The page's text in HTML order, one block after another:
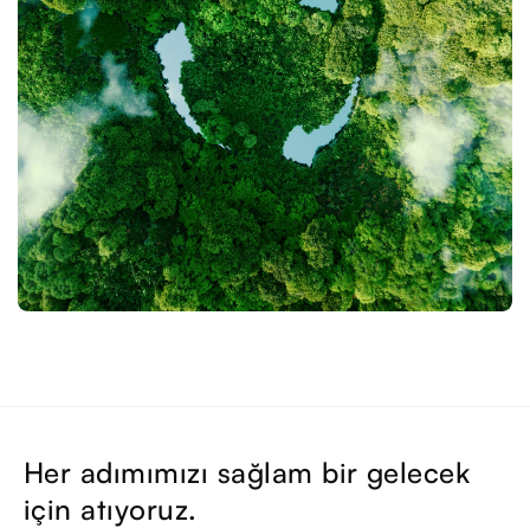
Her adımımızı sağlam bir gelecek
için atıyoruz.